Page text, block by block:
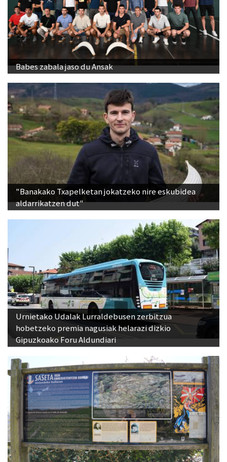
Babes zabala jaso du Ansak
"Banakako Txapelketan jokatzeko nire eskubidea
aldarrikatzen dut"
Urnietako Udalak Lurraldebusen zerbitzua
hobetzeko premia nagusiak helarazi dizkio
Gipuzkoako Foru Aldundiari